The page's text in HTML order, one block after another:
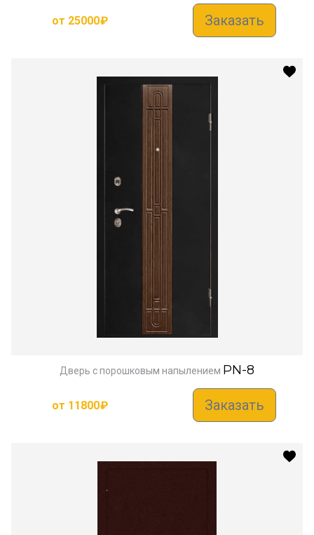
от 25000₽ Заказать
Дверь с порошковым напылением PN-8
от 11800₽ Заказать